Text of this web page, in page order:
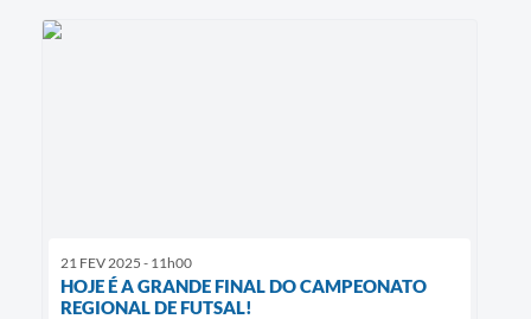
21 FEV 2025 - 11h00
HOJE É A GRANDE FINAL DO CAMPEONATO
REGIONAL DE FUTSAL!